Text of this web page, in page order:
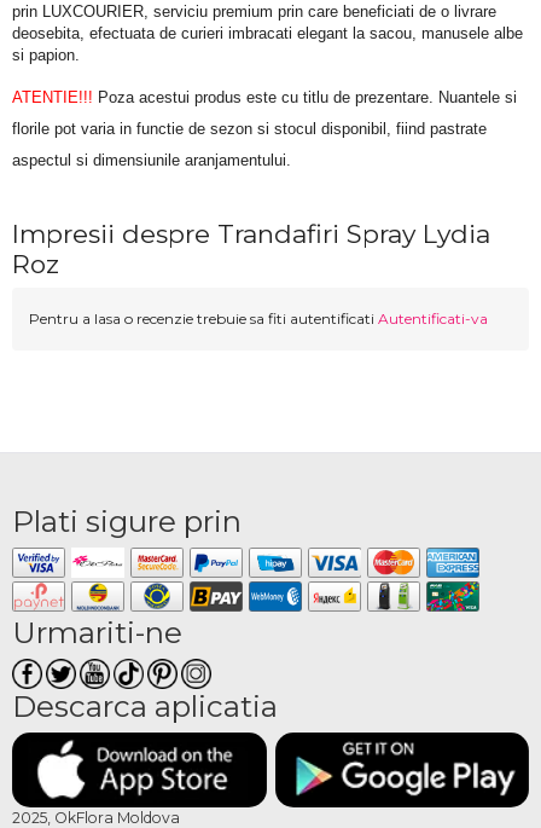
prin LUXCOURIER, serviciu premium prin care beneficiati de o livrare
deosebita, efectuata de curieri imbracati elegant la sacou, manusele albe
si papion.
ATENTIE!!! Poza acestui produs este cu titlu de prezentare. Nuantele si
florile pot varia in functie de sezon si stocul disponibil, fiind pastrate
aspectul si dimensiunile aranjamentului.
Impresii despre Trandafiri Spray Lydia
Roz
Pentru a lasa o recenzie trebuie sa fiti autentificati Autentificati-va
Plati sigure prin
Urmariti-ne
Descarca aplicatia
2025, OkFlora Moldova